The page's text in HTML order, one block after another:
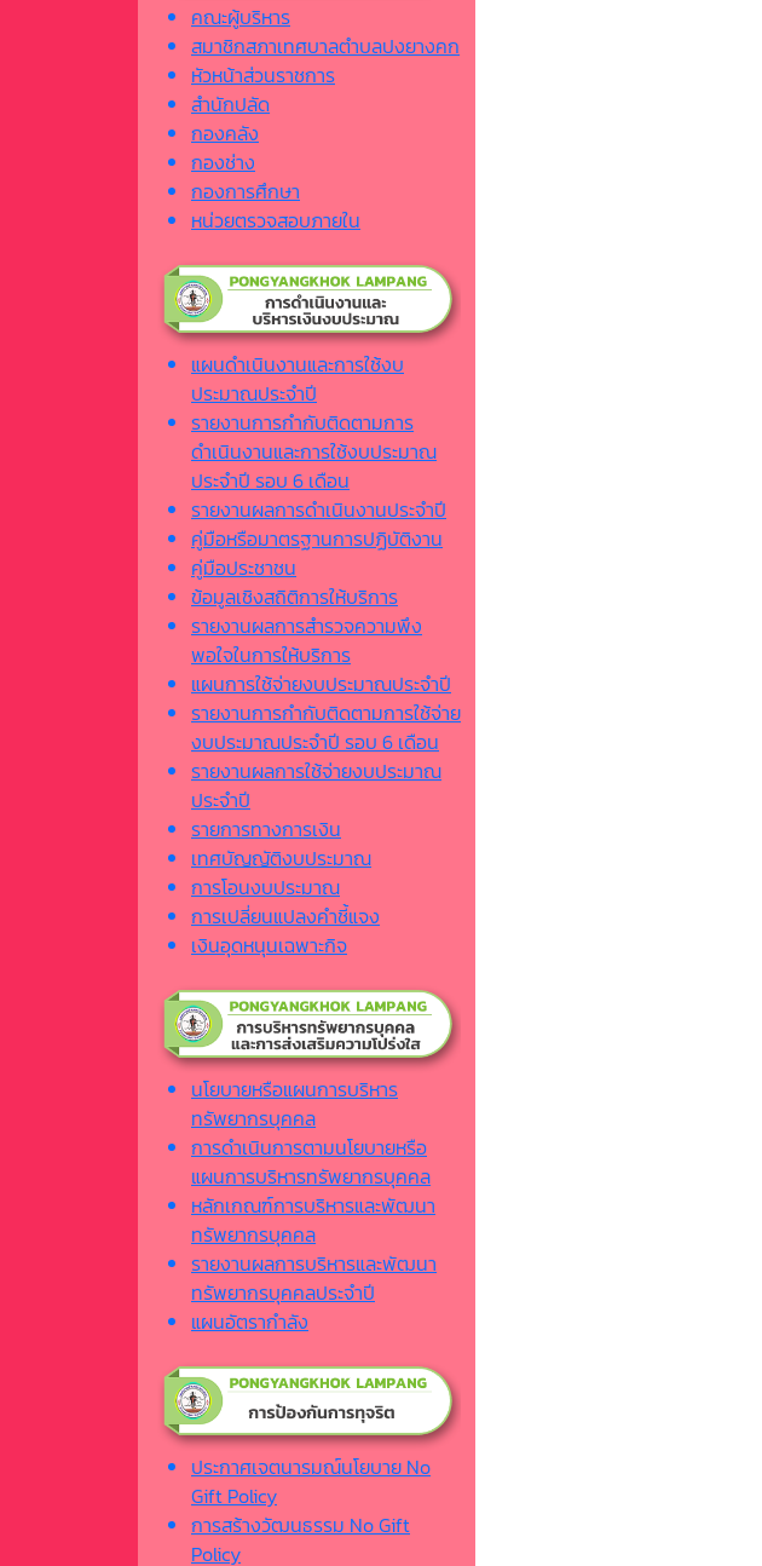
คณะผู้บริหาร
สมาชิกสภาเทศบาลตำบลปงยางคก
หัวหน้าส่วนราชการ
สำนักปลัด
กองคลัง
กองช่าง
กองการศึกษา
หน่วยตรวจสอบภายใน
แผนดำเนินงานและการใช้งบ
ประมาณประจำปี
รายงานการกำกับติดตามการ
ดำเนินงานและการใช้งบประมาณ
ประจำปี รอบ 6 เดือน
รายงานผลการดำเนินงานประจำปี
คู่มือหรือมาตรฐานการปฏิบัติงาน
คู่มือประชาชน
ข้อมูลเชิงสถิติการให้บริการ
รายงานผลการสำรวจความพึง
พอใจในการให้บริการ
แผนการใช้จ่ายงบประมาณประจำปี
รายงานการกำกับติดตามการใช้จ่าย
งบประมาณประจำปี รอบ 6 เดือน
รายงานผลการใช้จ่ายงบประมาณ
ประจำปี
รายการทางการเงิน
เทศบัญญัติงบประมาณ
การโอนงบประมาณ
การเปลี่ยนแปลงคำชี้แจง
เงินอุดหนุนเฉพาะกิจ
นโยบายหรือแผนการบริหาร
ทรัพยากรบุคคล
การดำเนินการตามนโยบายหรือ
แผนการบริหารทรัพยากรบุคคล
หลักเกณฑ์การบริหารและพัฒนา
ทรัพยากรบุคคล
รายงานผลการบริหารและพัฒนา
ทรัพยากรบุคคลประจำปี
แผนอัตรากำลัง
ประกาศเจตนารมณ์นโยบาย No
Gift Policy
การสร้างวัฒนธรรม No Gift
Policy